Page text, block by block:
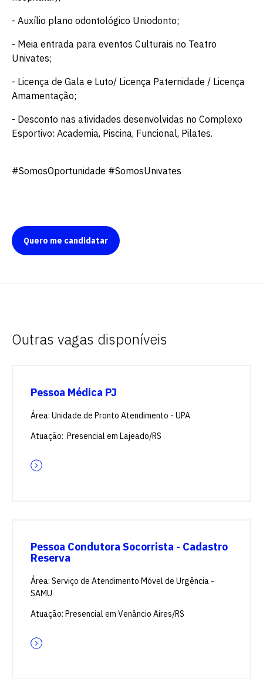
- Auxílio plano odontológico Uniodonto;
- Meia entrada para eventos Culturais no Teatro
Univates;
- Licença de Gala e Luto/ Licença Paternidade / Licença
Amamentação;
- Desconto nas atividades desenvolvidas no Complexo
Esportivo: Academia, Piscina, Funcional, Pilates.
#SomosOportunidade #SomosUnivates
Quero me candidatar
Outras vagas disponíveis
Pessoa Médica PJ
Área: Unidade de Pronto Atendimento - UPA
Atuação: Presencial em Lajeado/RS
Pessoa Condutora Socorrista - Cadastro
Reserva
Área: Serviço de Atendimento Móvel de Urgência -
SAMU
Atuação: Presencial em Venâncio Aires/RS